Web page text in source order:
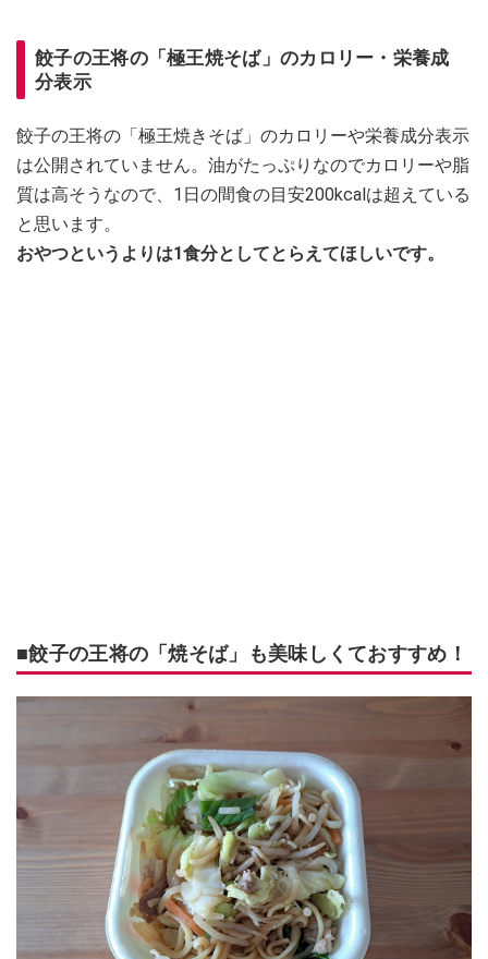
餃子の王将の「極王焼そば」のカロリー・栄養成
分表示
餃子の王将の「極王焼きそば」のカロリーや栄養成分表示
は公開されていません。油がたっぷりなのでカロリーや脂
質は高そうなので、1日の間食の目安200kcalは超えている
と思います。
おやつというよりは1食分としてとらえてほしいです。
■餃子の王将の「焼そば」も美味しくておすすめ！